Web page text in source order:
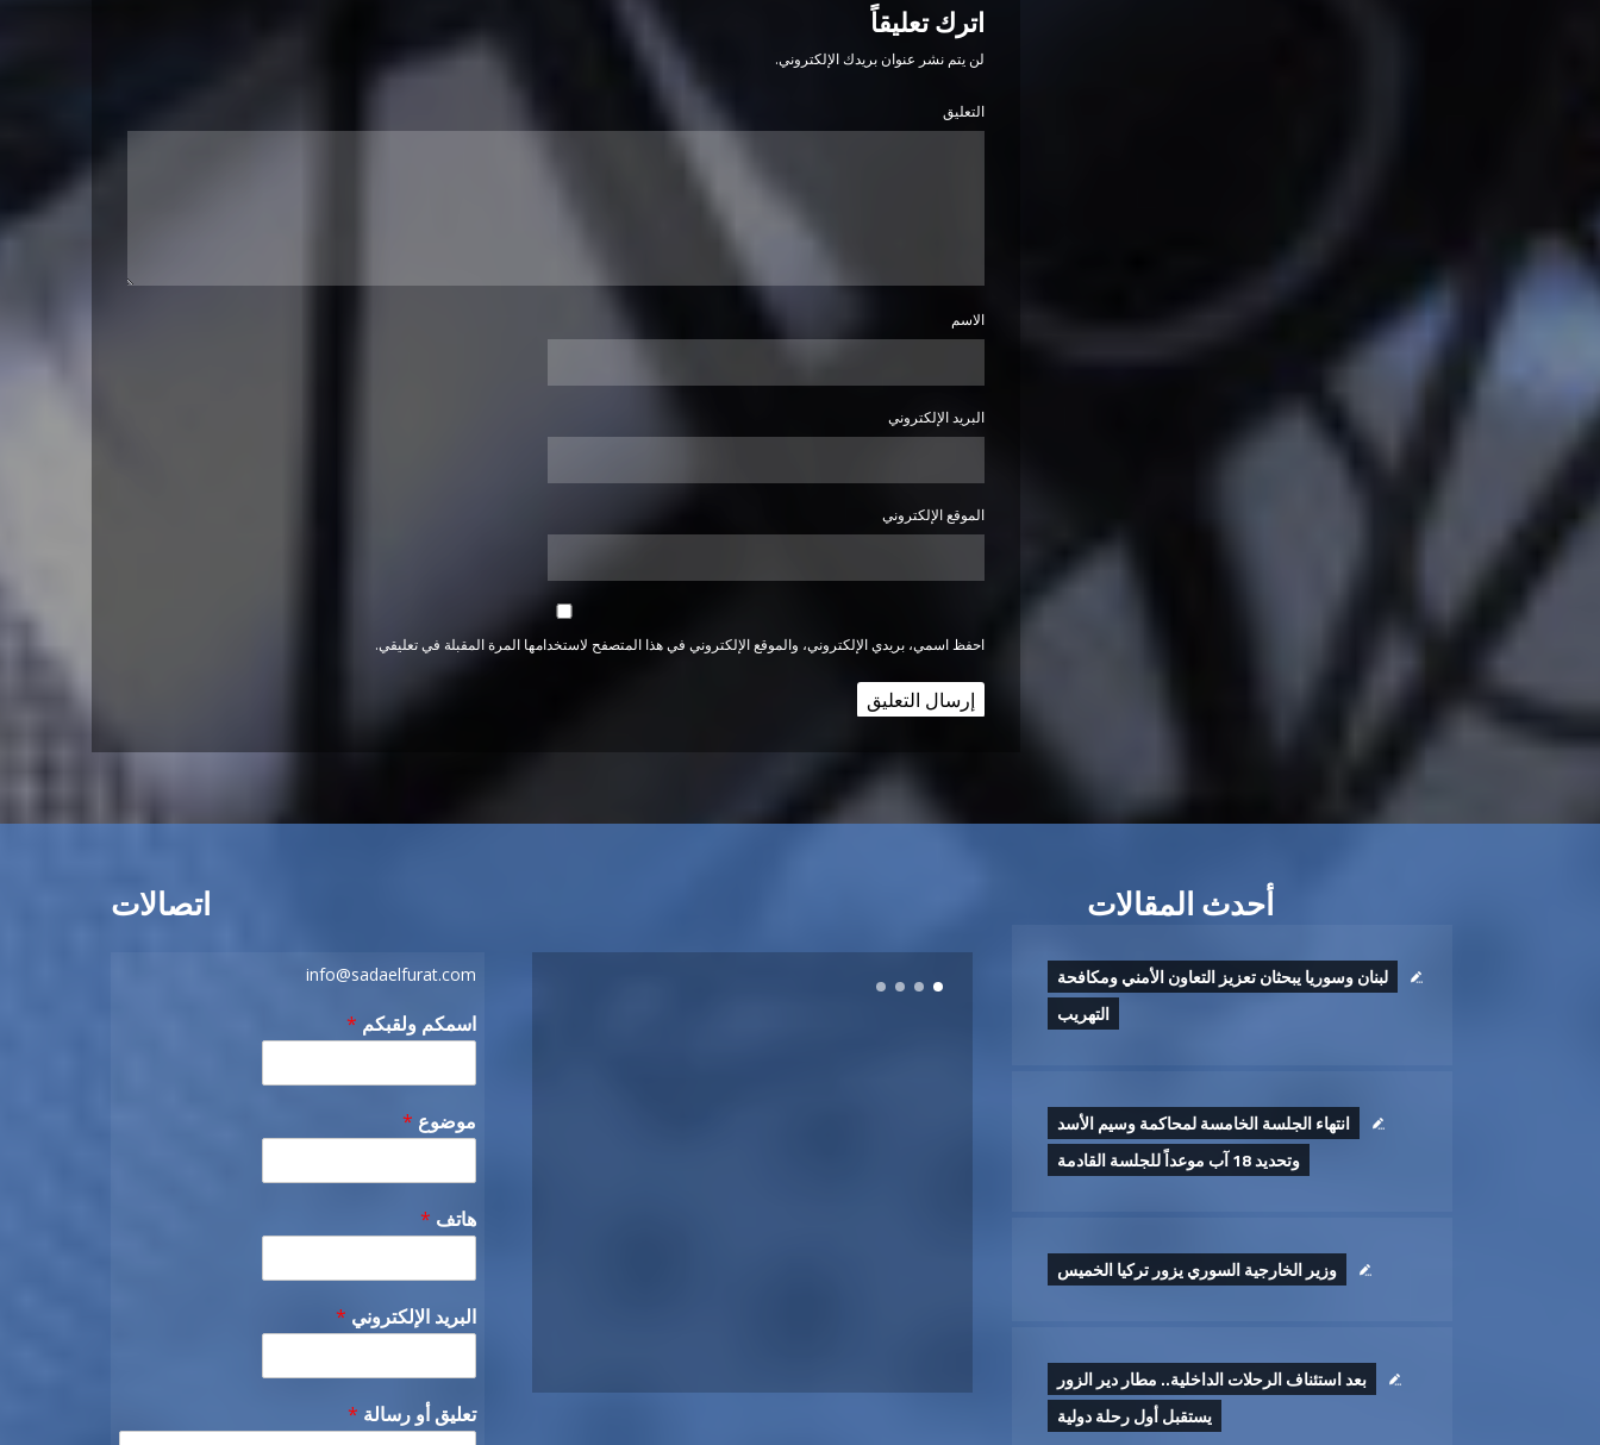
اترك تعليقاً
لن يتم نشر عنوان بريدك الإلكتروني.
التعليق
الاسم
البريد الإلكتروني
الموقع الإلكتروني
احفظ اسمي، بريدي الإلكتروني، والموقع الإلكتروني في هذا المتصفح لاستخدامها المرة المقبلة في تعليقي.
اتصالات
info@sadaelfurat.com
اسمكم ولقبكم *
موضوع *
هاتف *
البريد الإلكتروني *
تعليق أو رسالة *
أحدث المقالات
لبنان وسوريا يبحثان تعزيز التعاون الأمني ومكافحة
التهريب
انتهاء الجلسة الخامسة لمحاكمة وسيم الأسد
وتحديد 18 آب موعداً للجلسة القادمة
وزير الخارجية السوري يزور تركيا الخميس
بعد استئناف الرحلات الداخلية.. مطار دير الزور
يستقبل أول رحلة دولية